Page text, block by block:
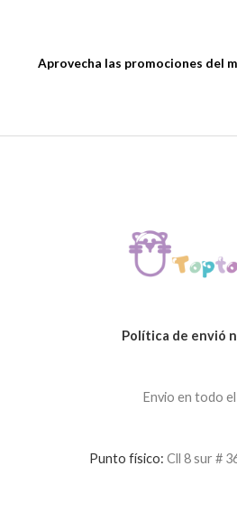
Aprovecha las promociones del
Política de envió
Envio en todo
Punto físico: Cll 8 sur #